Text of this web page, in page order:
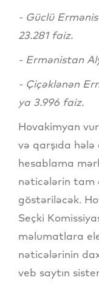
- Güclü
23.281 faiz.
- Ermənistan
- Çiçəklənən
ya 3.996 faiz.
Hovakimyan
və qarşıda
hesablama
nəticələrin tam
göstəriləcək.
Seçki
məlumatlara
nəticələrinin
veb saytın